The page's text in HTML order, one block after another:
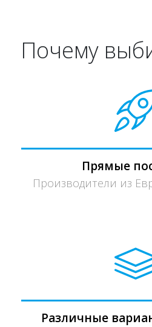
Почему
Прямые
Производители из
Различные